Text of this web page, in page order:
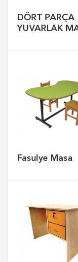
DÖRT PARÇA
YUVARLAK
Fasulye Masa